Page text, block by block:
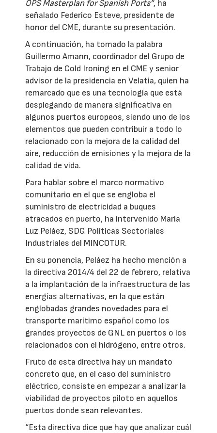
OPS Masterplan for Spanish Ports”, ha
señalado Federico Esteve, presidente de
honor del CME, durante su presentación.
A continuación, ha tomado la palabra
Guillermo Amann, coordinador del Grupo de
Trabajo de Cold Ironing en el CME y senior
advisor de la presidencia en Velatia, quien ha
remarcado que es una tecnología que está
desplegando de manera significativa en
algunos puertos europeos, siendo uno de los
elementos que pueden contribuir a todo lo
relacionado con la mejora de la calidad del
aire, reducción de emisiones y la mejora de la
calidad de vida.
Para hablar sobre el marco normativo
comunitario en el que se engloba el
suministro de electricidad a buques
atracados en puerto, ha intervenido María
Luz Peláez, SDG Políticas Sectoriales
Industriales del MINCOTUR.
En su ponencia, Peláez ha hecho mención a
la directiva 2014/4 del 22 de febrero, relativa
a la implantación de la infraestructura de las
energías alternativas, en la que están
englobadas grandes novedades para el
transporte marítimo español como los
grandes proyectos de GNL en puertos o los
relacionados con el hidrógeno, entre otros.
Fruto de esta directiva hay un mandato
concreto que, en el caso del suministro
eléctrico, consiste en empezar a analizar la
viabilidad de proyectos piloto en aquellos
puertos donde sean relevantes.
“Esta directiva dice que hay que analizar cuál